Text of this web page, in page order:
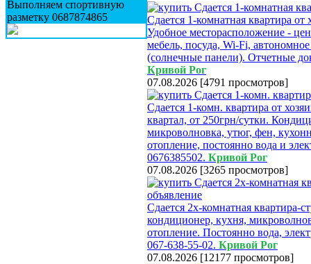
Выполняем спортивную
разметку 0687874865
Сдается 1-комнатная квартира
Удобное месторасположение -
мебель, посуда, Wi-Fi,
(солнечные панели). Отчетные
Кривой Рог
07.08.2026 [4791 просмотров]
Сдается 1-комн. квартира от
квартал, от 250грн/сутки.
микроволновка, утюг, фен,
отопление, постоянно вода и
0676385502. Кривой Рог
07.08.2026 [3265 просмотров]
Сдается 2х-комнатная квартира-
кондиционер, кухня,
отопление. Постоянно вода,
067-638-55-02. Кривой Рог
07.08.2026 [12177 просмотров]